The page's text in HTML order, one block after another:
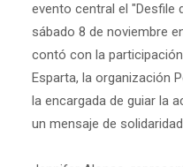
evento central el "Desfile
sábado 8 de noviembre
contó con la
Esparta, la organización
la encargada de guiar la
un mensaje de